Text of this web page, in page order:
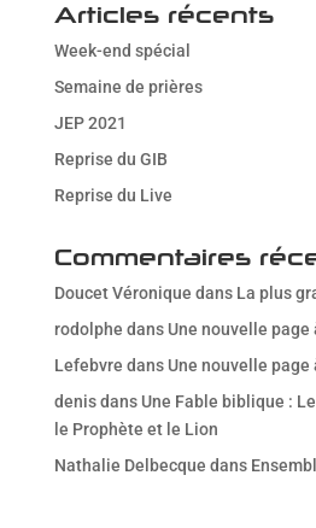
Articles récents
Week-end spécial
Semaine de prières
JEP 2021
Reprise du GIB
Reprise du Live
Commentaires
Doucet Véronique dans La plus
rodolphe dans Une nouvelle page
Lefebvre dans Une nouvelle page
denisdans Une Fable biblique :
le Prophète et le Lion
Nathalie Delbecque dans